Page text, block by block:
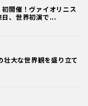
開催！ヴァイオリニス
日、世界初演で...
大な世界観を盛り立て